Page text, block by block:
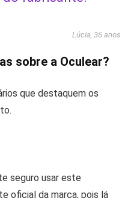
Lúcia, 36 anos.
sobre a Oculear?
que destaquem os
seguro usar este
oficial da marca, pois lá